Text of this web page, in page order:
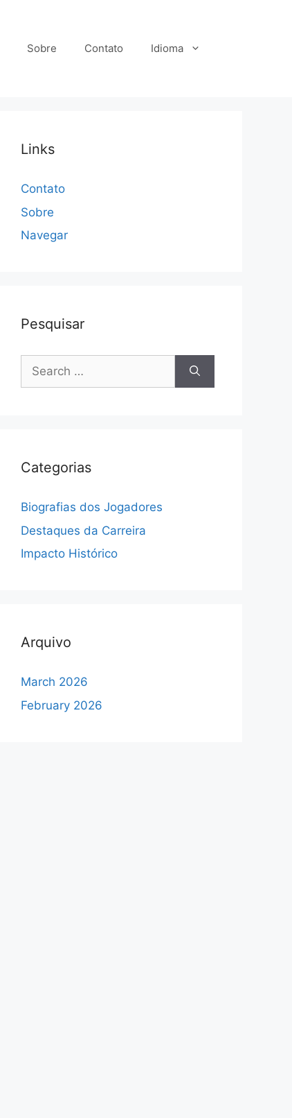
Sobre Contato Idioma
Links
Contato
Sobre
Navegar
Pesquisar
Search
for:
Categorias
Biografias dos Jogadores
Destaques da Carreira
Impacto Histórico
Arquivo
March 2026
February 2026